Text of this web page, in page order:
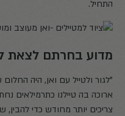
התחיל.
מדוע בחרתם לצאת
"לגור ולטייל עם ואן, היה
ארוכה בה טיילנו כתרמילאים
צריכים יותר מחודש כדי